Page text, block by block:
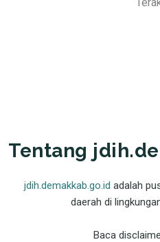
Tentang
jdih.demakkab.go.id adalah
daerah di
Baca